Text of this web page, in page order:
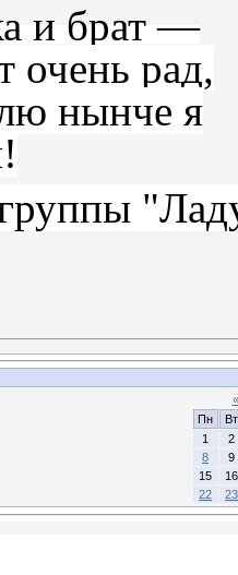
и брат —
очень рад,
нынче я
группы
«
Пн
Вт
1
2
8
9
15
16
22
23